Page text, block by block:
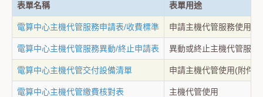
表單名稱 表單用途
電算中心主機代管服務申請表/收費標準 申請主機代管服務使用
電算中心主機代管服務異動/終止申請表 異動或終止主機代管服務
電算中心主機代管交付設備清單 申請主機代管使用(附件)
電算中心主機代管繳費核對表 主機代管使用